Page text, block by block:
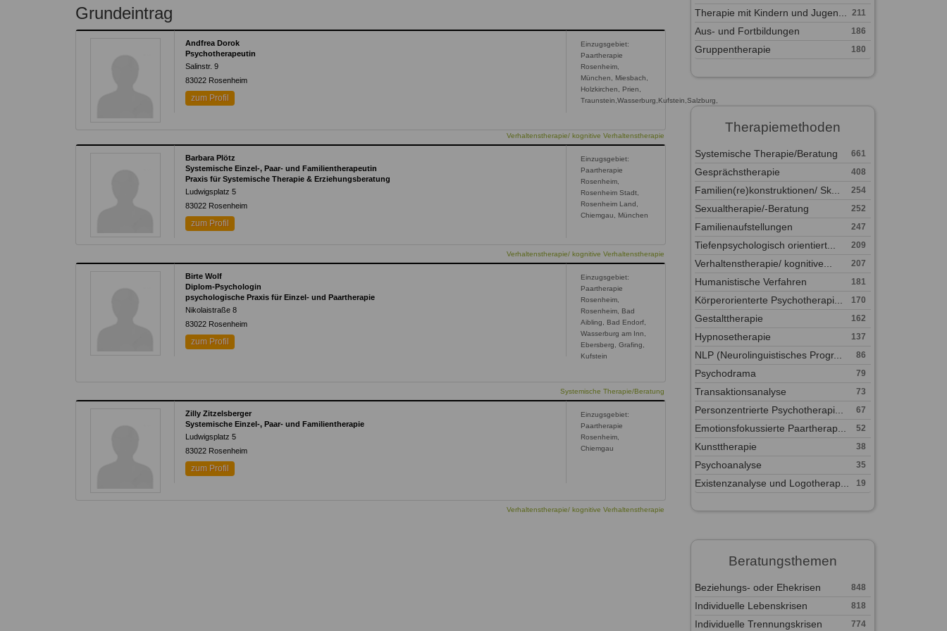
Therapeutenliste
Zum Kontaktformular
Grundeintrag
Andfrea Dorok
Psychotherapeutin
Salinstr. 9
83022 Rosenheim
zum Profil
Einzugsgebiet:
Paartherapie
Rosenheim,
München, Miesbach,
Holzkirchen, Prien,
Traunstein,Wasserburg,Kufstein,Salzburg,
Verhaltenstherapie/ kognitive Verhaltenstherapie
Barbara Plötz
Systemische Einzel-, Paar- und Familientherapeutin
Praxis für Systemische Therapie & Erziehungsberatung
Ludwigsplatz 5
83022 Rosenheim
zum Profil
Einzugsgebiet:
Paartherapie
Rosenheim,
Rosenheim Stadt,
Rosenheim Land,
Chiemgau, München
Verhaltenstherapie/ kognitive Verhaltenstherapie
Birte Wolf
Diplom-Psychologin
psychologische Praxis für Einzel- und Paartherapie
Nikolaistraße 8
83022 Rosenheim
zum Profil
Einzugsgebiet:
Paartherapie
Rosenheim,
Rosenheim, Bad
Aibling, Bad Endorf,
Wasserburg am Inn,
Ebersberg, Grafing,
Kufstein
Systemische Therapie/Beratung
Zilly Zitzelsberger
Systemische Einzel-, Paar- und Familientherapie
Ludwigsplatz 5
83022 Rosenheim
zum Profil
Einzugsgebiet:
Paartherapie
Rosenheim,
Chiemgau
Verhaltenstherapie/ kognitive Verhaltenstherapie
Therapie mit Kindern und Jugen... 211
Aus- und Fortbildungen 186
Gruppentherapie 180
Therapiemethoden
Systemische Therapie/Beratung 661
Gesprächstherapie 408
Familien(re)konstruktionen/ Sk... 254
Sexualtherapie/-Beratung 252
Familienaufstellungen 247
Tiefenpsychologisch orientiert... 209
Verhaltenstherapie/ kognitive... 207
Humanistische Verfahren 181
Körperorienterte Psychotherapi... 170
Gestalttherapie 162
Hypnosetherapie 137
NLP (Neurolinguistisches Progr... 86
Psychodrama 79
Transaktionsanalyse 73
Personzentrierte Psychotherapi... 67
Emotionsfokussierte Paartherap... 52
Kunsttherapie 38
Psychoanalyse 35
Existenzanalyse und Logotherap... 19
Beratungsthemen
Beziehungs- oder Ehekrisen 848
Individuelle Lebenskrisen 818
Individuelle Trennungskrisen 774